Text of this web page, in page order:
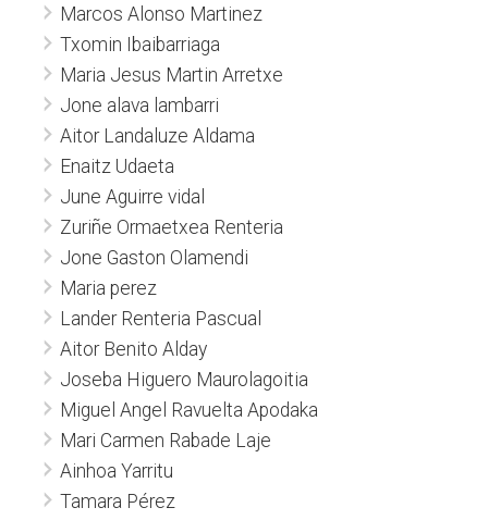
Marcos Alonso Martinez
Txomin Ibaibarriaga
Maria Jesus Martin Arretxe
Jone alava lambarri
Aitor Landaluze Aldama
Enaitz Udaeta
June Aguirre vidal
Zuriñe Ormaetxea Renteria
Jone Gaston Olamendi
Maria perez
Lander Renteria Pascual
Aitor Benito Alday
Joseba Higuero Maurolagoitia
Miguel Angel Ravuelta Apodaka
Mari Carmen Rabade Laje
Ainhoa Yarritu
Tamara Pérez